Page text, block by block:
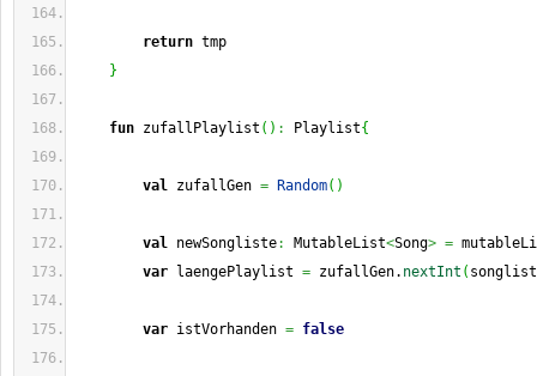
return tmp
}
fun zufallPlaylist ( ) : Playlist{
val zufallGen = Random( )
val newSongliste: MutableList<Song> =
var laengePlaylist = zufallGen. nextInt (
var istVorhanden = false